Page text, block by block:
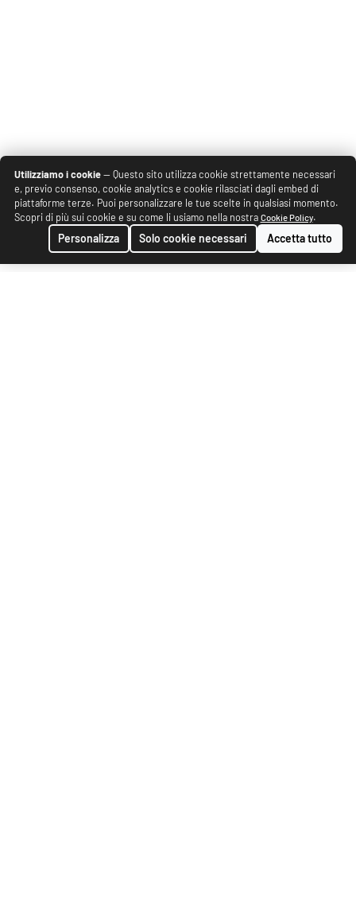
Utilizziamo i cookie— Questo sito utilizza cookie strettamente necessari
e, previo consenso, cookie analytics e cookie rilasciati dagli embed di
piattaforme terze. Puoi personalizzare le tue scelte in qualsiasi momento.
Scopri di più sui cookie e su come li usiamo nella nostra Cookie Policy.
Personalizza Solo cookie necessari Accetta tutto